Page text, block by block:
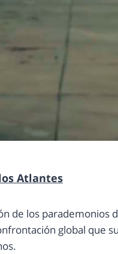
Atlantes
de los parademonios
global que